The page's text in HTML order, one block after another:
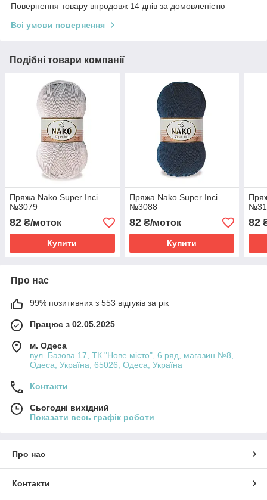
Повернення товару впродовж 14 днів за домовленістю
Всі умови повернення
Подібні товари компанії
Пряжа Nako Super Inci
№3079
82 ₴/моток
Купити
Пряжа Nako Super Inci
№3088
82₴/моток
Купити
82
Про нас
99% позитивних з 553 відгуків за рік
Працює з 02.05.2025
м. Одеса
вул. Базова 17, ТК "Нове місто", 6 ряд, магазин №8,
Одеса, Україна, 65026, Одеса, Україна
Контакти
Сьогодні вихідний
Показати весь графік роботи
Про нас
Контакти